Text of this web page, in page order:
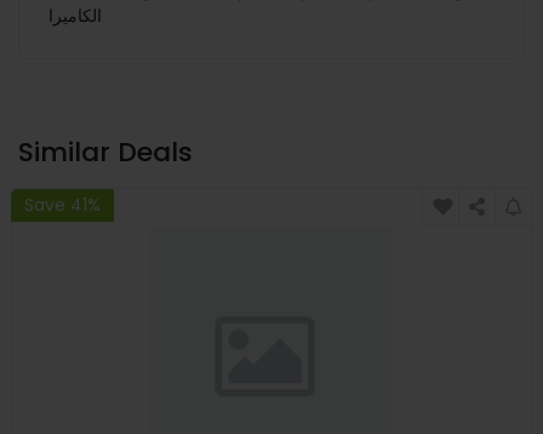
الكاميرا
Similar Deals
Save 41%